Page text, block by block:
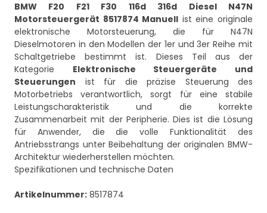
BMW F20 F21 F30 116d 316d Diesel N47N
Motorsteuergerät 8517874 Manuell ist eine originale
elektronische Motorsteuerung, die für N47N
Dieselmotoren in den Modellen der 1er und 3er Reihe mit
Schaltgetriebe bestimmt ist. Dieses Teil aus der
Kategorie Elektronische Steuergeräte und
Steuerungen ist für die präzise Steuerung des
Motorbetriebs verantwortlich, sorgt für eine stabile
Leistungscharakteristik und die korrekte
Zusammenarbeit mit der Peripherie. Dies ist die Lösung
für Anwender, die die volle Funktionalität des
Antriebsstrangs unter Beibehaltung der originalen BMW-
Architektur wiederherstellen möchten.
Spezifikationen und technische Daten
Artikelnummer: 8517874